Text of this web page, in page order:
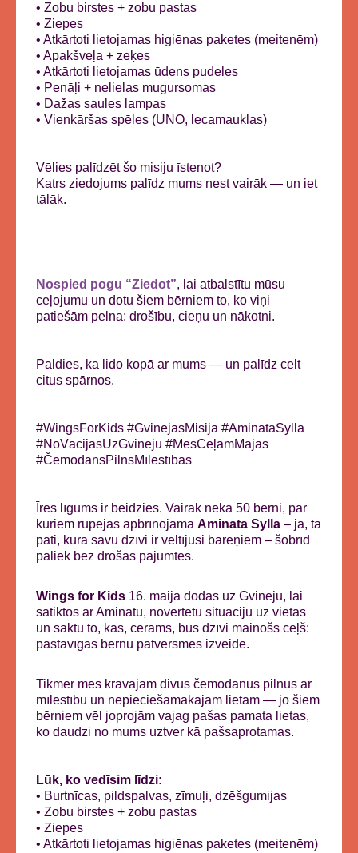
• Zobu birstes + zobu pastas
• Ziepes
• Atkārtoti lietojamas higiēnas paketes (meitenēm)
• Apakšveļa + zeķes
• Atkārtoti lietojamas ūdens pudeles
• Penāļi + nelielas mugursomas
• Dažas saules lampas
• Vienkāršas spēles (UNO, lecamauklas)
Vēlies palīdzēt šo misiju īstenot?
Katrs ziedojums palīdz mums nest vairāk — un iet
tālāk.
Nospied pogu “Ziedot”, lai atbalstītu mūsu
ceļojumu un dotu šiem bērniem to, ko viņi
patiešām pelna: drošību, cieņu un nākotni.
Paldies, ka lido kopā ar mums — un palīdz celt
citus spārnos.
#WingsForKids #GvinejasMisija #AminataSylla
#NoVācijasUzGvineju #MēsCeļamMājas
#ČemodānsPilnsMīlestības
Īres līgums ir beidzies. Vairāk nekā 50 bērni, par
kuriem rūpējas apbrīnojamā Aminata Sylla – jā, tā
pati, kura savu dzīvi ir veltījusi bāreņiem – šobrīd
paliek bez drošas pajumtes.
Wings for Kids 16. maijā dodas uz Gvineju, lai
satiktos ar Aminatu, novērtētu situāciju uz vietas
un sāktu to, kas, cerams, būs dzīvi mainošs ceļš:
pastāvīgas bērnu patversmes izveide.
Tikmēr mēs kravājam divus čemodānus pilnus ar
mīlestību un nepieciešamākajām lietām — jo šiem
bērniem vēl joprojām vajag pašas pamata lietas,
ko daudzi no mums uztver kā pašsaprotamas.
Lūk, ko vedīsim līdzi:
• Burtnīcas, pildspalvas, zīmuļi, dzēšgumijas
• Zobu birstes + zobu pastas
• Ziepes
• Atkārtoti lietojamas higiēnas paketes (meitenēm)